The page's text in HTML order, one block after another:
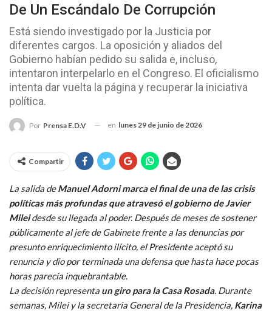
De Un Escándalo De Corrupción
Está siendo investigado por la Justicia por
diferentes cargos. La oposición y aliados del
Gobierno habían pedido su salida e, incluso,
intentaron interpelarlo en el Congreso. El oficialismo
intenta dar vuelta la página y recuperar la iniciativa
política.
Por Prensa E.D.V en lunes 29 de junio de 2026
Compartir
La salida deManuel Adorni marca el final de una de las crisis
políticas más profundas que atravesó el gobierno de Javier
Mileidesde su llegada al poder. Después de meses de sostener
públicamente al jefe de Gabinete frente a las denuncias por
presunto enriquecimiento ilícito, el Presidente aceptó su
renuncia y dio por terminada una defensa que hasta hace pocas
horas parecía inquebrantable.
La decisión representa un giro para la Casa Rosada. Durante
semanas, Milei y la secretaria General de la Presidencia, Karina